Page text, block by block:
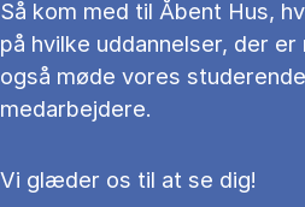
Så kom med til Åbent Hus,
på hvilke uddannelser, der
også møde vores
medarbejdere.
Vi glæder os til at se dig!